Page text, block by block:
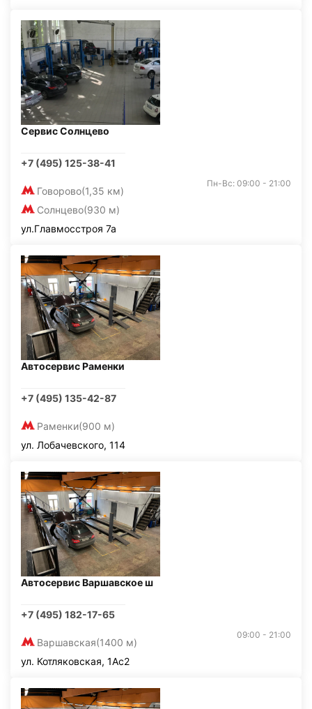
Сервис Солнцево
+7 (495) 125-38-41
Говорово(1,35 км)
Солнцево(930 м)
Пн-Вс: 09:00 - 21:00
ул.Главмосстроя 7а
Автосервис Раменки
+7 (495) 135-42-87
Раменки(900 м)
ул. Лобачевского, 114
Автосервис Варшавское ш
+7 (495) 182-17-65
Варшавская(1400 м)
09:00 - 21:00
ул. Котляковская, 1Ас2